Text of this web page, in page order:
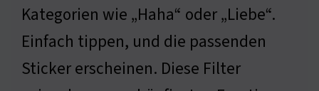
Kategorien wie „Haha“ oder „Liebe“.
Einfach tippen, und die passenden
Sticker erscheinen. Diese Filter